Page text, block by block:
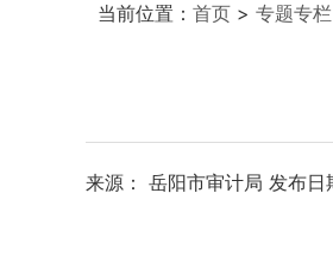
当前位置： 首页 > 专题专栏
来源： 岳阳市审计局 发布